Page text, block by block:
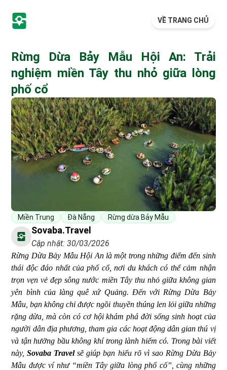
VỀ TRANG CHỦ
Rừng Dừa Bảy Mẫu Hội An: Trải
nghiệm miền Tây thu nhỏ giữa lòng
phố cổ
Miền Trung Đà Nẵng Rừng dừa Bảy Mẫu
Sovaba.travel
Cập nhật: 30/03/2026
Rừng Dừa Bảy Mẫu Hội An là một trong những điểm đến sinh
thái độc đáo nhất của phố cổ, nơi du khách có thể cảm nhận
trọn vẹn vẻ đẹp sông nước miền Tây thu nhỏ giữa không gian
yên bình của làng quê xứ Quảng. Đến với Rừng Dừa Bảy
Mẫu, bạn không chỉ được ngồi thuyền thúng len lỏi giữa những
rặng dừa, mà còn có cơ hội khám phá đời sống sinh hoạt của
người dân địa phương, tham gia các hoạt động dân gian thú vị
và tận hưởng bầu không khí trong lành hiếm có. Trong bài viết
này,Sovaba Travelsẽ giúp bạn hiểu rõ vì sao Rừng Dừa Bảy
Mẫu được ví như “miền Tây giữa lòng phố cổ”, cùng những